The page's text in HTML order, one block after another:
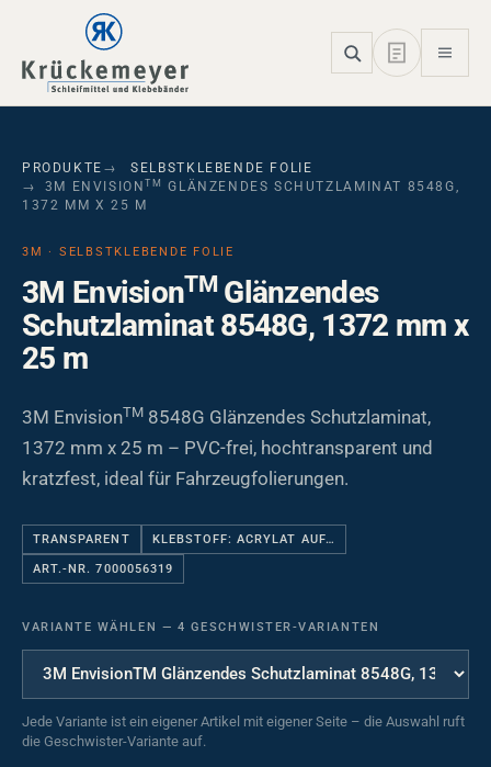
Skip to main navigation
Skip to main content
Skip to page footer
PRODUKTE
SELBSTKLEBENDE FOLIE
3M ENVISION TM
GLÄNZENDES SCHUTZLAMINAT 8548G,
1372 MM X 25 M
3M · SELBSTKLEBENDE FOLIE
3M EnvisionTMGlänzendes
Schutzlaminat 8548G, 1372 mm x
25 m
3M EnvisionTM 8548G Glänzendes Schutzlaminat,
1372 mm x 25 m – PVC-frei, hochtransparent und
kratzfest, ideal für Fahrzeugfolierungen.
TRANSPARENT KLEBSTOFF: ACRYLAT AUF…
ART.-NR. 7000056319
VARIANTE WÄHLEN — 4 GESCHWISTER-VARIANTEN
Jede Variante ist ein eigener Artikel mit eigener Seite – die Auswahl ruft
die Geschwister-Variante auf.